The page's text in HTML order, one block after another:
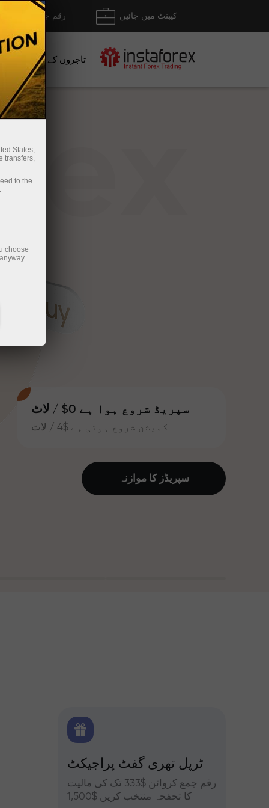
رقم جمع کروانا / کیبنٹ میں جائیں
تاجروں کے لیے
سپریڈ شروع ہوا ہے 0$ / لاٹ
کمیشن شروع ہوتی ہے $4 / لاٹ
سپریڈز کا موازنہ
ٹرپل تھری گفٹ پراجیکٹ
رقم جمع کروائن $333 تک کی مالیت
کا تحفحہ منتخب کریں $1,500
States,
transfers,
to the
choose